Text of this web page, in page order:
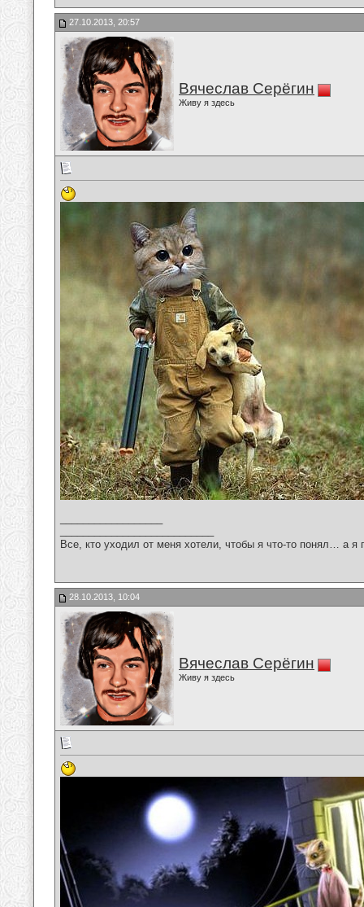
27.10.2013, 20:57
Вячеслав Серёгин
Живу я здесь
Все, кто уходил от меня хотели, чтобы я что-то понял… а
28.10.2013, 10:04
Вячеслав Серёгин
Живу я здесь